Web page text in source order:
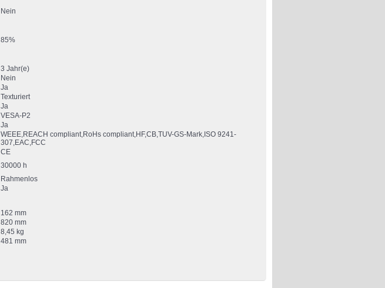
Nein
85%
3 Jahr(e)
Nein
Ja
Texturiert
Ja
VESA-P2
Ja
WEEE,REACH compliant,RoHs compliant,HF,CB,TUV-GS-Mark,ISO 9241-
307,EAC,FCC
CE
30000 h
Rahmenlos
Ja
162 mm
820 mm
8,45 kg
481 mm